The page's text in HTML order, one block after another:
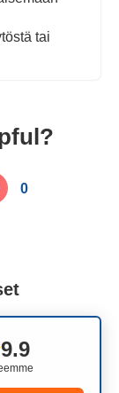
tai
0
9.9